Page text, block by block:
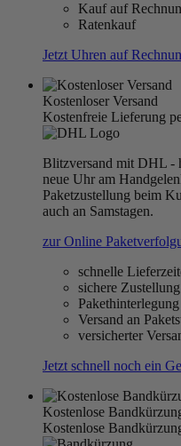
Kauf auf
Ratenkauf
Jetzt Uhren auf
Kostenloser Versand
Kostenfreie Lieferung
Blitzversand mit DHL -
neue Uhr am
Paketzustellung beim
auch an Samstagen.
zur Online
schnelle
sichere
Versand an
versicherter
Jetzt schnell noch ein
Kostenlose
Kostenlose